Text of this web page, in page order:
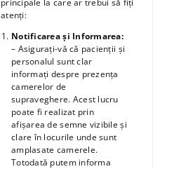
principale la care ar trebui să fiți
atenți:
Notificarea și Informarea:
– Asigurați-vă că pacienții și
personalul sunt clar
informați despre prezența
camerelor de
supraveghere. Acest lucru
poate fi realizat prin
afișarea de semne vizibile și
clare în locurile unde sunt
amplasate camerele.
Totodată putem informa